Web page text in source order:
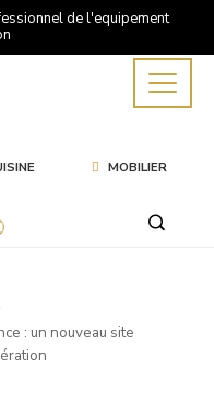
de l'equipement
MOBILIER
: un nouveau site